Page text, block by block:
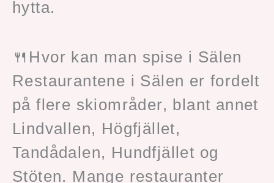
hytta.
🍴Hvor kan man spise i Sälen
Restaurantene i Sälen er fordelt
på flere skiområder, blant annet
Lindvallen, Högfjället,
Tandådalen, Hundfjället og
Stöten. Mange restauranter